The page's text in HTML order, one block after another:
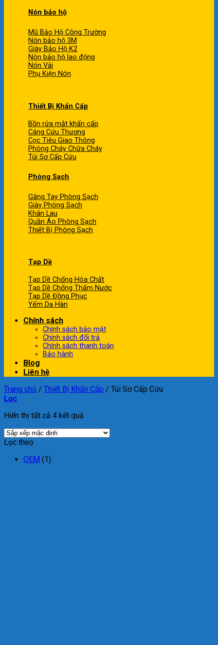
Nón bảo hộ
Mũ Bảo Hộ Công Trường
Nón bảo hộ 3M
Giày Bảo Hộ K2
Nón bảo hộ lao động
Nón Vải
Phụ Kiện Nón
Thiết Bị Khẩn Cấp
Bồn rửa mắt khẩn cấp
Cáng Cứu Thương
Cọc Tiêu Giao Thông
Phòng Cháy Chữa Cháy
Túi Sơ Cấp Cứu
Phòng Sạch
Găng Tay Phòng Sạch
Giày Phòng Sạch
Khăn Lau
Quần Áo Phòng Sạch
Thiết Bị Phòng Sạch
Tạp Dề
Tạp Dề Chống Hóa Chất
Tạp Dề Chống Thấm Nước
Tạp Dề Đồng Phục
Yếm Da Hàn
Chính sách
Chính sách bảo mật
Chính sách đổi trả
Chính sách thanh toán
Bảo hành
Blog
Liên hệ
Trang chủ / Thiết Bị Khẩn Cấp / Túi Sơ Cấp Cứu
Lọc
Hiển thị tất cả 4 kết quả
Lọc theo
OEM (1)